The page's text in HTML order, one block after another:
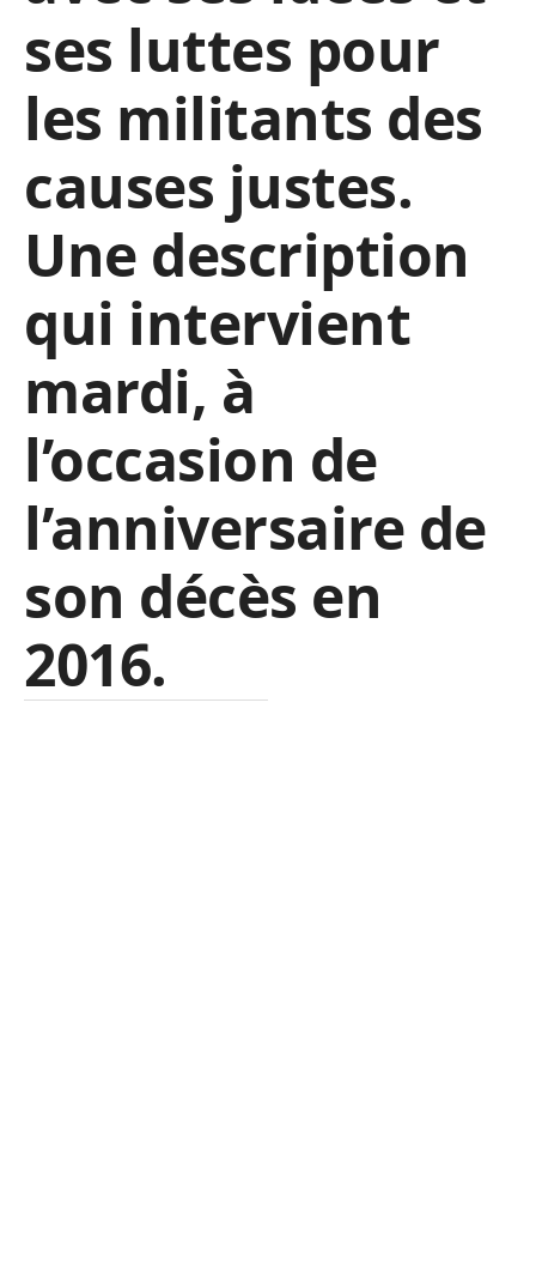
ses luttes pour
les militants des
causes justes.
Une description
qui intervient
mardi, à
l’occasion de
l’anniversaire de
son décès en
2016.